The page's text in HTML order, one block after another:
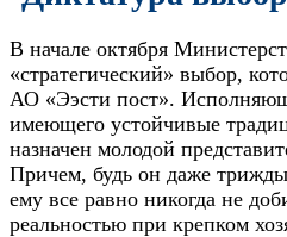
В начале октября
«стратегический» выбор,
АО «Ээсти пост».
имеющего устойчивые
назначен молодой
Причем, будь он даже
ему все равно никогда не
реальностью при крепком